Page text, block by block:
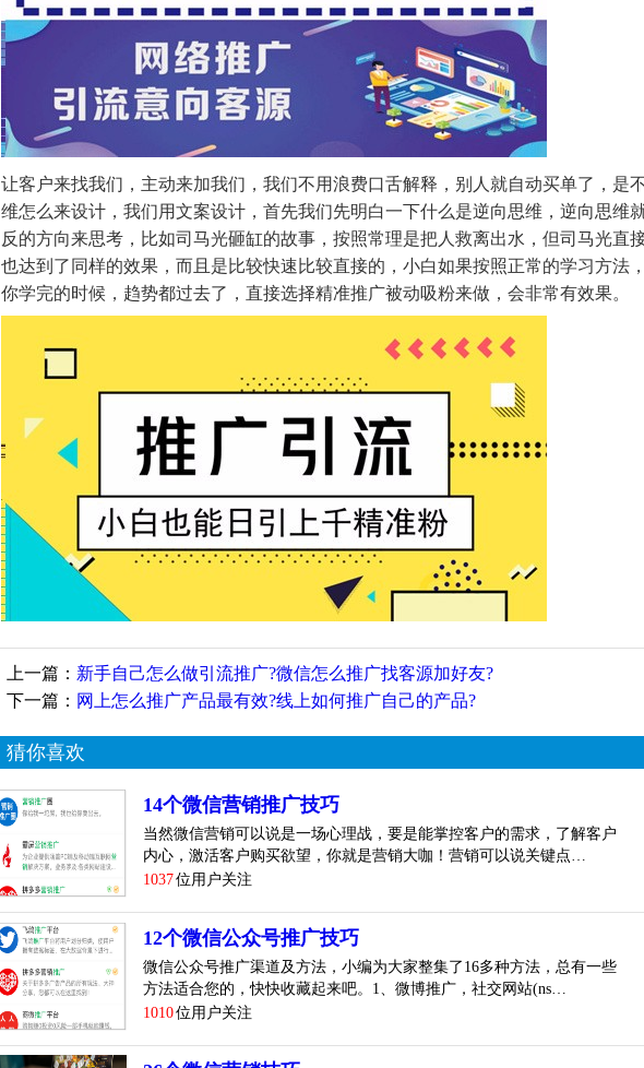
让客户来找我们，主动来加我们，我们不用浪费口舌解释，别人就自动买单了，是
维怎么来设计，我们用文案设计，首先我们先明白一下什么是逆向思维，逆向思维
反的方向来思考，比如司马光砸缸的故事，按照常理是把人救离出水，但司马光直
也达到了同样的效果，而且是比较快速比较直接的，小白如果按照正常的学习方法
你学完的时候，趋势都过去了，直接选择精准推广被动吸粉来做，会非常有效果。
上一篇： 新手自己怎么做引流推广?微信怎么推广找客源加好友?
下一篇： 网上怎么推广产品最有效?线上如何推广自己的产品?
猜你喜欢
14个微信营销推广技巧
当然微信营销可以说是一场心理战，要是能掌控客户的需求，了解客户
内心，激活客户购买欲望，你就是营销大咖！营销可以说关键点…
1037位用户关注
12个微信公众号推广技巧
微信公众号推广渠道及方法，小编为大家整集了16多种方法，总有一些
方法适合您的，快快收藏起来吧。1、微博推广，社交网站(ns…
1010位用户关注